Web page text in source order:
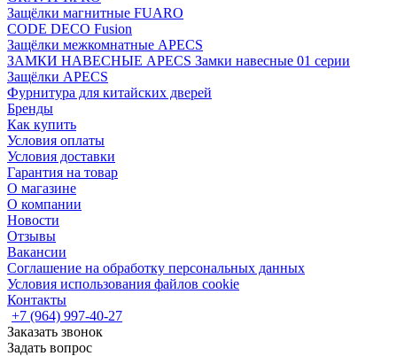
Защёлки магнитные FUARO
CODE DECO Fusion
Защёлки межкомнатные APECS
ЗАМКИ НАВЕСНЫЕ APECS Замки навесные 01 серии
Защёлки APECS
Фурнитура для китайских дверей
Бренды
Как купить
Условия оплаты
Условия доставки
Гарантия на товар
О магазине
О компании
Новости
Отзывы
Вакансии
Соглашение на обработку персональных данных
Условия использования файлов cookie
Контакты
+7 (964) 997-40-27
Заказать звонок
Задать вопрос